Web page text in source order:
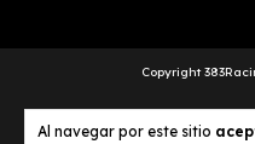
Al navegar por este sitio
Copyright